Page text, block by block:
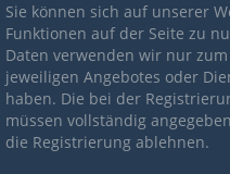
Sie können sich auf unserer
Funktionen auf der Seite zu
Daten verwenden wir nur
jeweiligen Angebotes oder
haben. Die bei der
müssen vollständig
die Registrierung ablehnen.